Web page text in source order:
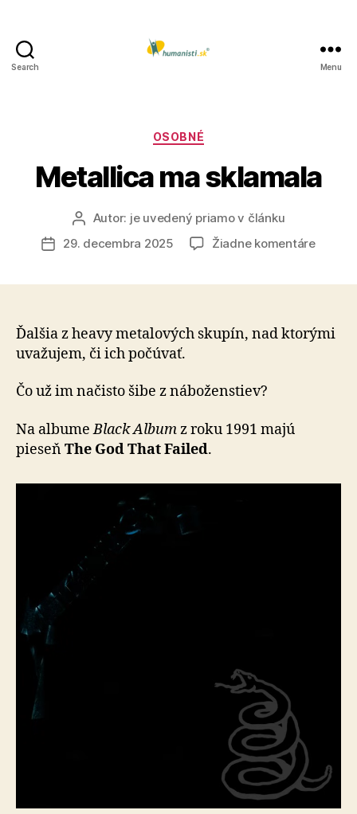
Search Menu
Kategórie
OSOBNÉ
Metallica ma sklamala
Autor
článku
Autor: je uvedený priamo v článku
Dátum
29. decembra 2025 Žiadne komentárena
Ďalšia z heavy metalových skupín, nad ktorými
uva­žu­jem, či ich počúvať.
Čo už im načisto šibe z náboženstiev?
Na albumeBlack Albumz roku 1991 majú
pieseňThe God That Failed.